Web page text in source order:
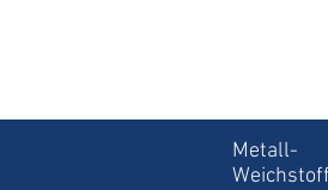
Metall-